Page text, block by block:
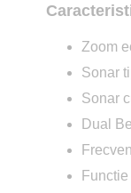
Zoom
Sonar
Sonar
Dual